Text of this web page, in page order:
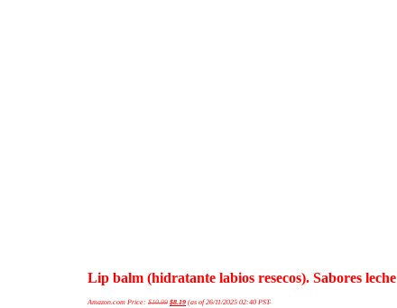
Lip balm (hidratante labios resecos). Sabores
Amazon.com Price: $10.99 $8.19 (as of 26/11/2025 02:40 PST-